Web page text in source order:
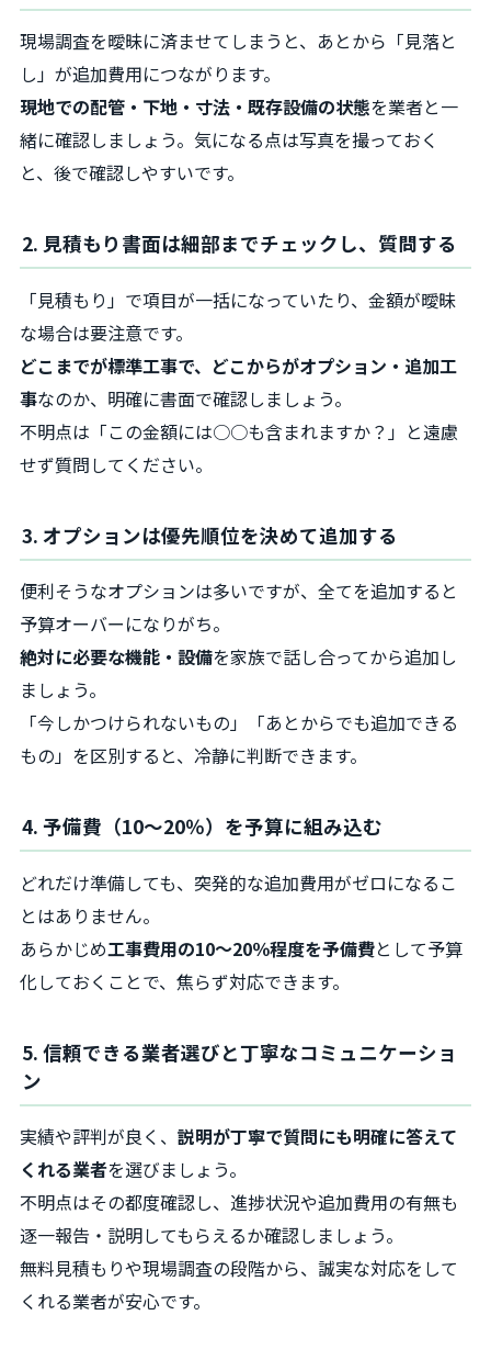
現場調査を曖昧に済ませてしまうと、あとから「見落と
し」が追加費用につながります。
現地での配管・下地・寸法・既存設備の状態を業者と一
緒に確認しましょう。気になる点は写真を撮っておく
と、後で確認しやすいです。
2. 見積もり書面は細部までチェックし、質問する
「見積もり」で項目が一括になっていたり、金額が曖昧
な場合は要注意です。
どこまでが標準工事で、どこからがオプション・追加工
事なのか、明確に書面で確認しましょう。
不明点は「この金額には○○も含まれますか？」と遠慮
せず質問してください。
3. オプションは優先順位を決めて追加する
便利そうなオプションは多いですが、全てを追加すると
予算オーバーになりがち。
絶対に必要な機能・設備を家族で話し合ってから追加し
ましょう。
「今しかつけられないもの」「あとからでも追加できる
もの」を区別すると、冷静に判断できます。
4. 予備費（10～20％）を予算に組み込む
どれだけ準備しても、突発的な追加費用がゼロになるこ
とはありません。
あらかじめ工事費用の10～20％程度を予備費として予算
化しておくことで、焦らず対応できます。
5. 信頼できる業者選びと丁寧なコミュニケーショ
ン
実績や評判が良く、 説明が丁寧で質問にも明確に答えて
くれる業者を選びましょう。
不明点はその都度確認し、進捗状況や追加費用の有無も
逐一報告・説明してもらえるか確認しましょう。
無料見積もりや現場調査の段階から、誠実な対応をして
くれる業者が安心です。